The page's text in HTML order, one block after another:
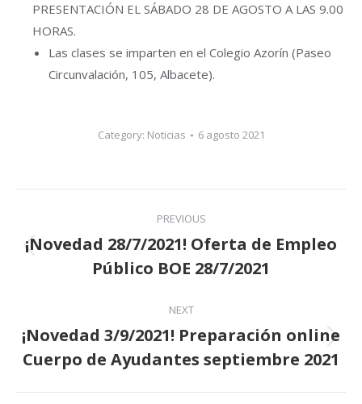
PRESENTACIÓN EL SÁBADO 28 DE AGOSTO A LAS 9.00
HORAS.
Las clases se imparten en el Colegio Azorín (Paseo
Circunvalación, 105, Albacete).
Category: Noticias 6 agosto 2021
navigation
PREVIOUS
Previous
post:
¡Novedad 28/7/2021! Oferta de Empleo
Público BOE 28/7/2021
NEXT
Next
post:
¡Novedad 3/9/2021! Preparación online
Cuerpo de Ayudantes septiembre 2021